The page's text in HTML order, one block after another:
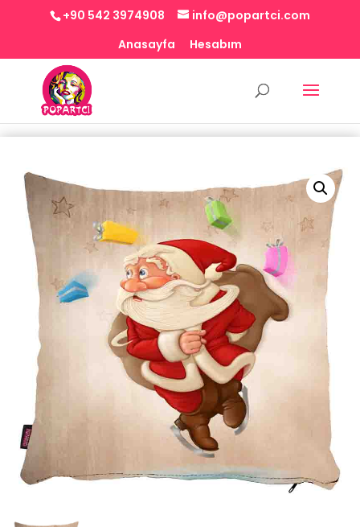
+90 542 3974908
info@popartci.com
Anasayfa
Hesabım